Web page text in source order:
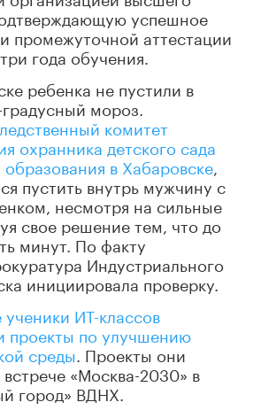
успешное
промежуточной аттестации
года обучения.
ребенка не пустили в
мороз.
комитет
охранника детского сада
в Хабаровске
пустить внутрь мужчину с
несмотря на сильные
свое решение тем, что до
минут. По факту
Индустриального
инициировала проверку.
ИТ-классов
проекты по улучшению
среды . Проекты они
«Москва-2030» в
город» ВДНХ.